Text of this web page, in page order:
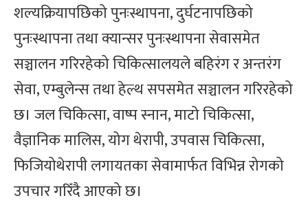
शल्यक्रियापछिको पुनःस्थापना, दुर्घटनापछिको
पुनःस्थापना तथा क्यान्सर पुनःस्थापना सेवासमेत
सञ्चालन गरिरहेको चिकित्सालयले बहिरंग र अन्तरंग
सेवा, एम्बुलेन्स तथा हेल्थ सपसमेत सञ्चालन गरिरहेको
छ। जल चिकित्सा, वाष्प स्नान, माटो चिकित्सा,
वैज्ञानिक मालिस, योग थेरापी, उपवास चिकित्सा,
फिजियोथेरापी लगायतका सेवामार्फत विभिन्न रोगको
उपचार गरिँदै आएको छ।